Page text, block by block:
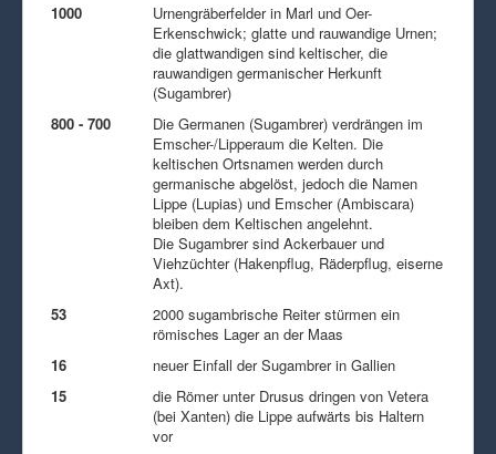
1000
Urnengräberfelder in Marl und Oer-
Erkenschwick; glatte und rauwandige Urnen;
die glattwandigen sind keltischer, die
rauwandigen germanischer Herkunft
(Sugambrer)
800 - 700
Die Germanen (Sugambrer) verdrängen im
Emscher-/Lipperaum die Kelten. Die
keltischen Ortsnamen werden durch
germanische abgelöst, jedoch die Namen
Lippe (Lupias) und Emscher (Ambiscara)
bleiben dem Keltischen angelehnt.
Die Sugambrer sind Ackerbauer und
Viehzüchter (Hakenpflug, Räderpflug, eiserne
Axt).
53
2000 sugambrische Reiter stürmen ein
römisches Lager an der Maas
16
neuer Einfall der Sugambrer in Gallien
15
die Römer unter Drusus dringen von Vetera
(bei Xanten) die Lippe aufwärts bis Haltern
vor